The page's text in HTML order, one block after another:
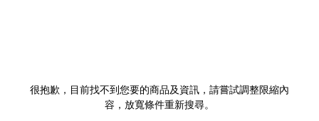
很抱歉，目前找不到您要的商品及資訊，請嘗試調整限縮內
容，放寬條件重新搜尋。